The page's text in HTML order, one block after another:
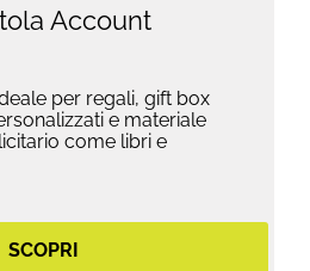
per regali, gift box
e materiale
come libri e
SCOPRI